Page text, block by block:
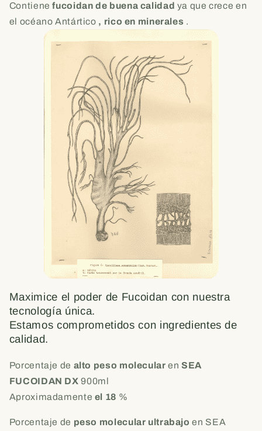
Contienefucoidan de buena calidad ya que crece en
el océano Antártico , rico en minerales .
Maximice el poder de Fucoidan con nuestra
tecnología única.
Estamos comprometidos con ingredientes de
calidad.
Porcentaje de alto peso molecular enSEA
FUCOIDAN DX 900ml
Aproximadamente el 18 %
Porcentaje de peso molecular ultrabajo en SEA